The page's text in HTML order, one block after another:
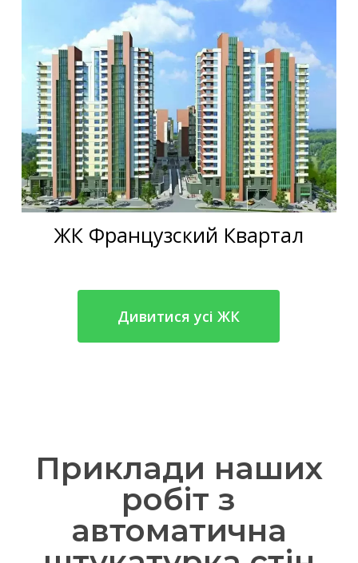
ЖК Французский Квартал
Дивитися усі ЖК
Приклади наших
робіт з
автоматична